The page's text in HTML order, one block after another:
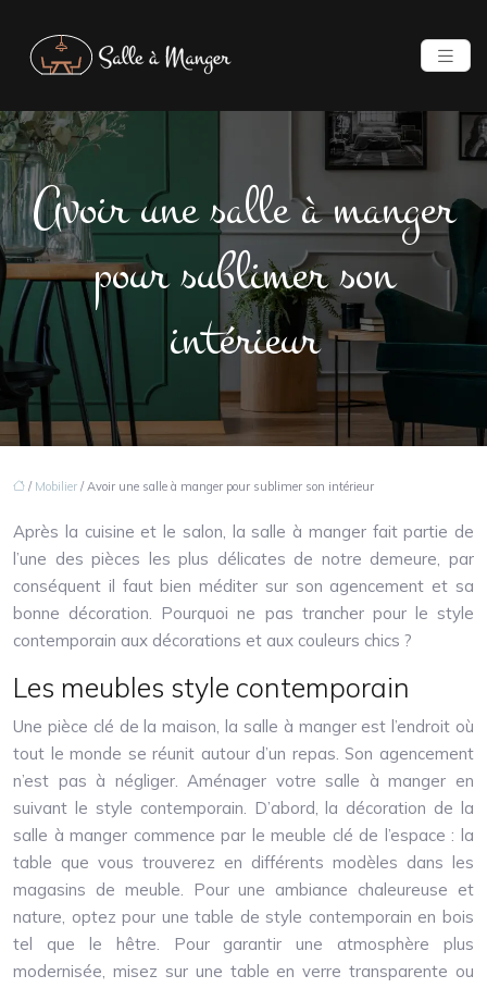
Avoir une salle à manger
pour sublimer son
intérieur
/ Mobilier / Avoir une salle à manger pour sublimer son intérieur
Après la cuisine et le salon, la salle à manger fait partie de
l’une des pièces les plus délicates de notre demeure, par
conséquent il faut bien méditer sur son agencement et sa
bonne décoration. Pourquoi ne pas trancher pour le style
contemporain aux décorations et aux couleurs chics ?
Les meubles style contemporain
Une pièce clé de la maison, la salle à manger est l’endroit où
tout le monde se réunit autour d’un repas. Son agencement
n’est pas à négliger. Aménager votre salle à manger en
suivant le style contemporain. D’abord, la décoration de la
salle à manger commence par le meuble clé de l’espace : la
table que vous trouverez en différents modèles dans les
magasins de meuble. Pour une ambiance chaleureuse et
nature, optez pour une table de style contemporain en bois
tel que le hêtre. Pour garantir une atmosphère plus
modernisée, misez sur une table en verre transparente ou